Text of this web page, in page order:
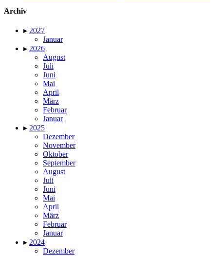
Archiv
▸ 2027
Januar
▸ 2026
August
Juli
Juni
Mai
April
März
Februar
Januar
▸ 2025
Dezember
November
Oktober
September
August
Juli
Juni
Mai
April
März
Februar
Januar
▸ 2024
Dezember